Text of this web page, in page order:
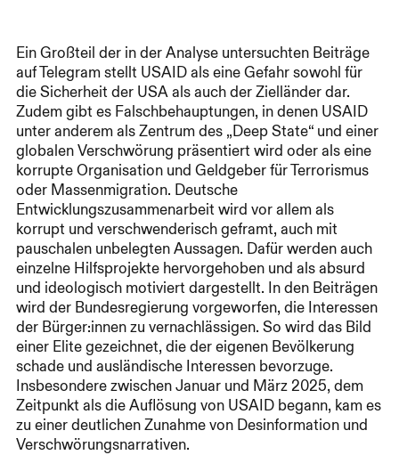
Ein Großteil der in der Analyse untersuchten Beiträge
auf Telegram stellt USAID als eine Gefahr sowohl für
die Sicherheit der USA als auch der Zielländer dar.
Zudem gibt es Falschbehauptungen, in denen USAID
unter anderem als Zentrum des „Deep State“ und einer
globalen Verschwörung präsentiert wird oder als eine
korrupte Organisation und Geldgeber für Terrorismus
oder Massenmigration. Deutsche
Entwicklungszusammenarbeit wird vor allem als
korrupt und verschwenderisch geframt, auch mit
pauschalen unbelegten Aussagen. Dafür werden auch
einzelne Hilfsprojekte hervorgehoben und als absurd
und ideologisch motiviert dargestellt. In den Beiträgen
wird der Bundesregierung vorgeworfen, die Interessen
der Bürger:innen zu vernachlässigen. So wird das Bild
einer Elite gezeichnet, die der eigenen Bevölkerung
schade und ausländische Interessen bevorzuge.
Insbesondere zwischen Januar und März 2025, dem
Zeitpunkt als die Auflösung von USAID begann, kam es
zu einer deutlichen Zunahme von Desinformation und
Verschwörungsnarrativen.